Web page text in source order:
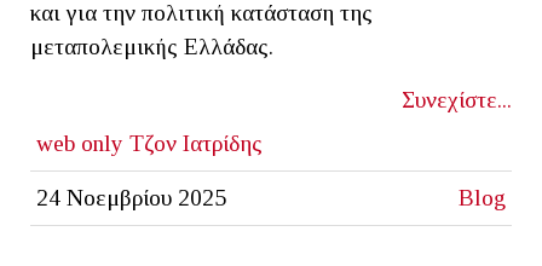
και για την πολιτική κατάσταση της
μεταπολεμικής Ελλάδας.
Συνεχίστε...
web only Τζον Ιατρίδης
24 Νοεμβρίου 2025 Blog